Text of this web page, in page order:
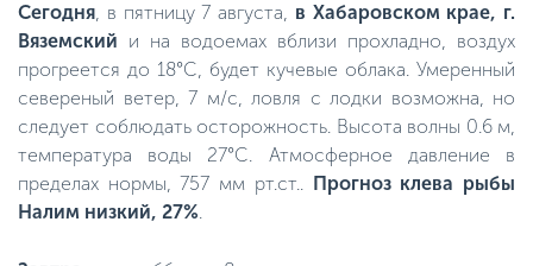
Сегодня, в пятницу 7 августа, в Хабаровском крае, г.
Вяземский и на водоемах вблизи прохладно, воздух
прогреется до 18°C, будет кучевые облака. Умеренный
севереный ветер, 7 м/с, ловля с лодки возможна, но
следует соблюдать осторожность. Высота волны 0.6 м,
температура воды 27°C. Атмосферное давление в
пределах нормы, 757 мм рт.ст.. Прогноз клева рыбы
Налим низкий, 27%.